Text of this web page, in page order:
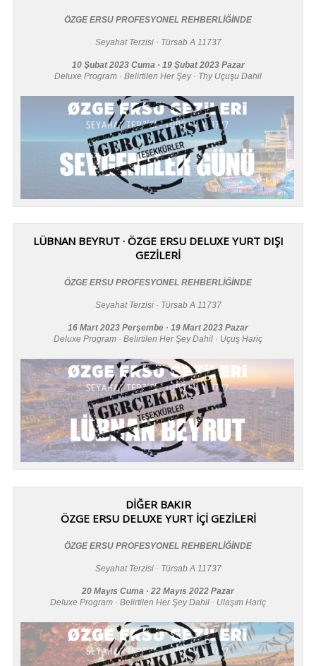
ÖZGE ERSU PROFESYONEL REHBERLİĞİNDE
Seyahat Terzisi · Türsab A 11737
10 Şubat 2023 Cuma · 19 Şubat 2023 Pazar
Deluxe Program · Belirtilen Her Şey · Thy Uçuşu Dahil
LÜBNAN BEYRUT · ÖZGE ERSU DELUXE YURT DIŞI
GEZİLERİ
ÖZGE ERSU PROFESYONEL REHBERLİĞİNDE
Seyahat Terzisi · Türsab A 11737
16 Mart 2023 Perşembe · 19 Mart 2023 Pazar
Deluxe Program · Belirtilen Her Şey Dahil · Uçuş Hariç
DİĞER BAKIR
ÖZGE ERSU DELUXE YURT İÇİ GEZİLERİ
ÖZGE ERSU PROFESYONEL REHBERLİĞİNDE
Seyahat Terzisi · Türsab A 11737
20 Mayıs Cuma · 22 Mayıs 2022 Pazar
Deluxe Program · Belirtilen Her Şey Dahil · Ulaşım Hariç